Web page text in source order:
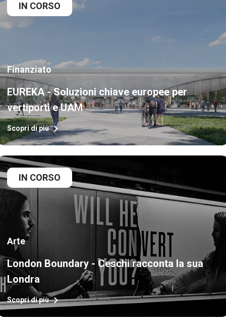
IN CORSO
Finanziato
EUREKA - Soluzioni chiave europee per
vertiporti e UAM
Scopri di più
IN CORSO
Arte
London Boundary - Ceschi racconta la sua
Londra
Scopri di più